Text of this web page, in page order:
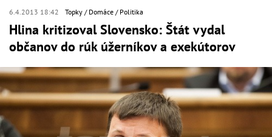
6.4.2013 18:42 Topky Domáce Politika
Hlina kritizoval Slovensko: Štát vydal
občanov do rúk úžerníkov a exekútorov